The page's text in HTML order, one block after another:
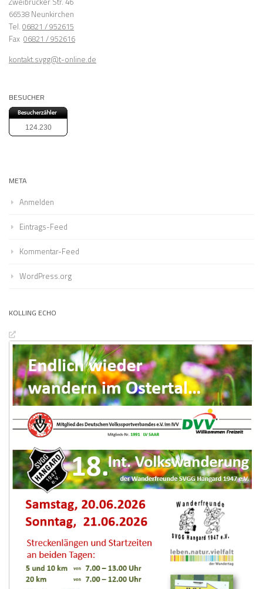
66538 Neunkirchen
Tel. 06821 / 952615
Fax 06821 / 952616
kontakt.svgg@t-online.de
BESUCHER
124.230
META
Anmelden
Eintrags-Feed
Kommentar-Feed
WordPress.org
KOLLING ECHO